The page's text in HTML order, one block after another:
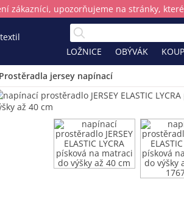
zákazníci, upozorňujeme na stránky,
LOŽNICE OBÝVÁK
prostěradla jersey napínací